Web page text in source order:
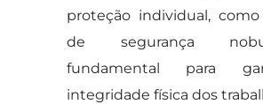
proteção individual,
de segurança
fundamental para
integridade física dos